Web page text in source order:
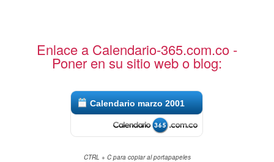
Enlace a Calendario-365.com.co -
Poner en su sitio web o blog:
Calendario marzo 2001
CTRL + C para copiar al portapapeles